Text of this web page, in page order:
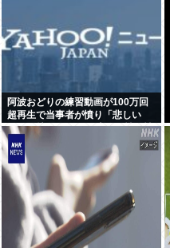
阿波おどりの練習動画が100万回
超再生で当事者が憤り「悲しい
し、気持ち悪い」 日本人男性の性
欲は異常